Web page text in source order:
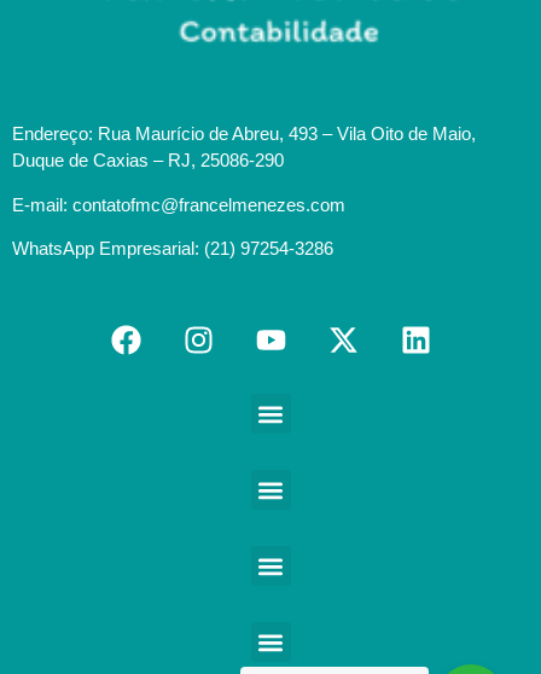
Endereço: Rua Maurício de Abreu, 493 – Vila Oito de Maio,
Duque de Caxias – RJ, 25086-290
E-mail: contatofmc@francelmenezes.com
WhatsApp Empresarial: (21) 97254-3286